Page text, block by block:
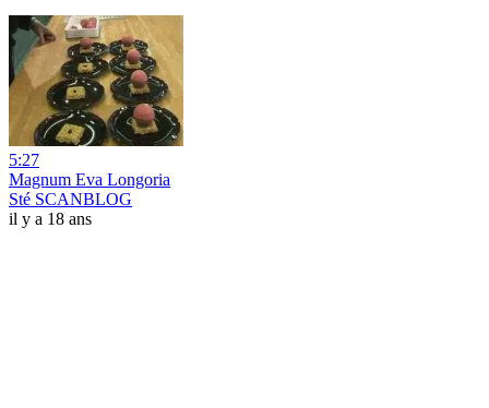
5:27
Magnum Eva Longoria
Sté SCANBLOG
il y a 18 ans